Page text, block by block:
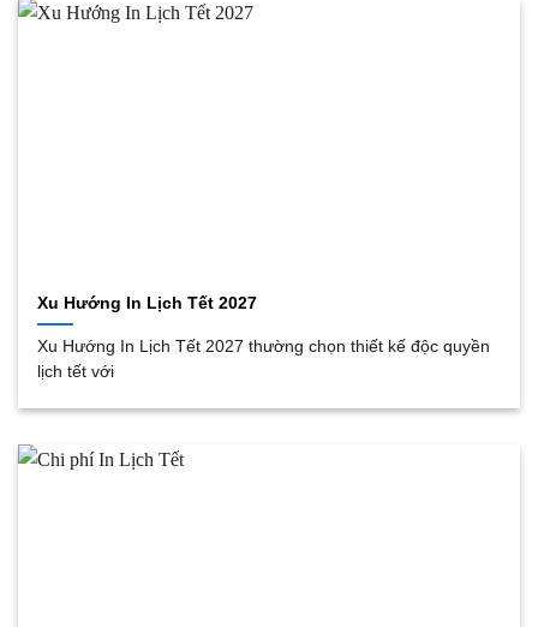
Xu Hướng In Lịch Tết 2027
Xu Hướng In Lịch Tết 2027 thường chọn thiết kế độc quyền
lịch tết với